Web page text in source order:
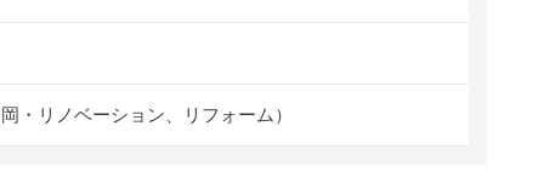
・リノベーション、リフォーム）